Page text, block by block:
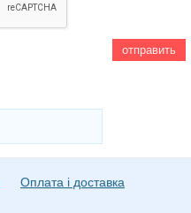
Оплата і доставка